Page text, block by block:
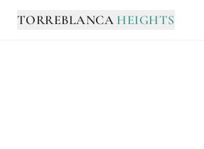
TORREBLANCA HEIGHTS